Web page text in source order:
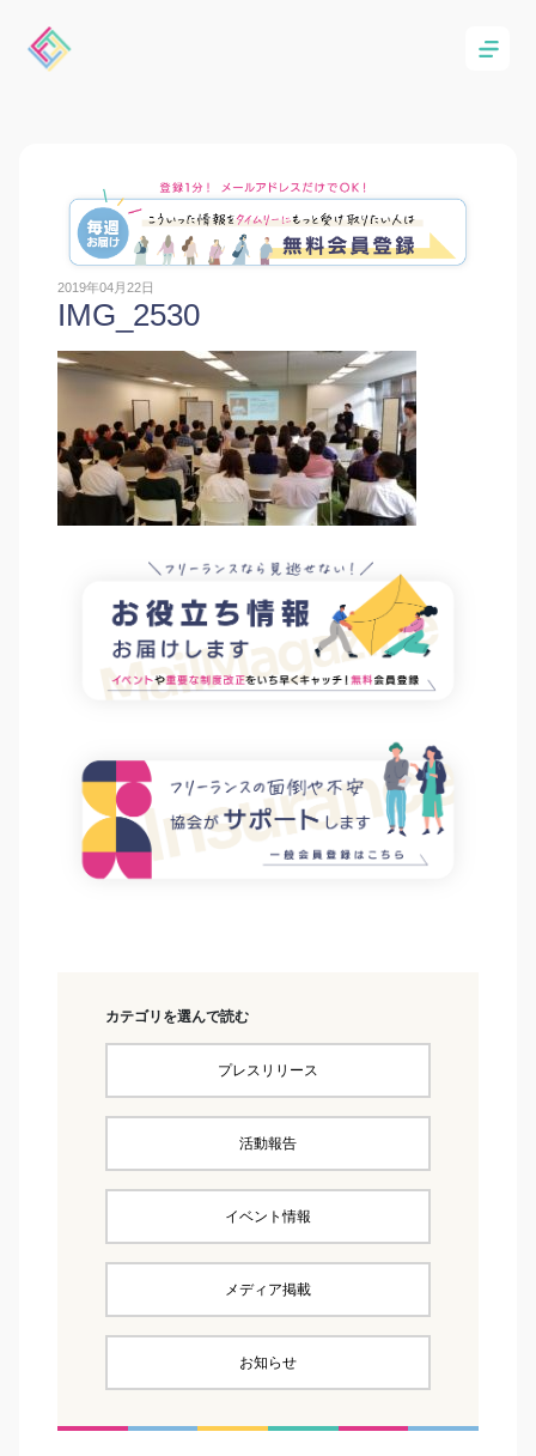
2019年04月22日
IMG_2530
カテゴリを選んで読む
プレスリリース
活動報告
イベント情報
メディア掲載
お知らせ